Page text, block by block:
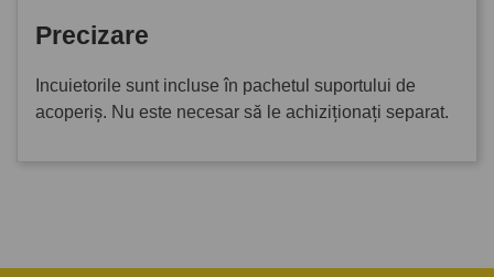
Precizare
Incuietorile sunt incluse în pachetul suportului de
acoperiș. Nu este necesar să le achiziționați separat.